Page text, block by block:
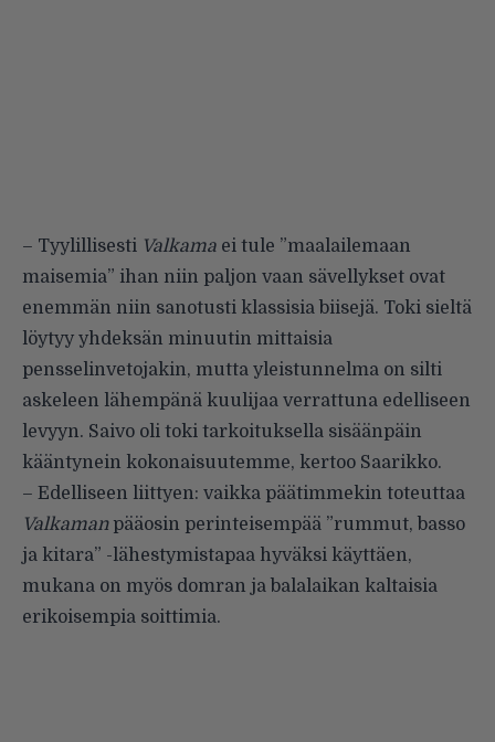
– Tyylillisesti Valkama ei tule ”maalailemaan
maisemia” ihan niin paljon vaan sävellykset ovat
enemmän niin sanotusti klassisia biisejä. Toki sieltä
löytyy yhdeksän minuutin mittaisia
pensselinvetojakin, mutta yleistunnelma on silti
askeleen lähempänä kuulijaa verrattuna edelliseen
levyyn. Saivo oli toki tarkoituksella sisäänpäin
kääntynein kokonaisuutemme, kertoo Saarikko.
– Edelliseen liittyen: vaikka päätimmekin toteuttaa
Valkamanpääosin perinteisempää ”rummut, basso
ja kitara” -lähestymistapaa hyväksi käyttäen,
mukana on myös domran ja balalaikan kaltaisia
erikoisempia soittimia.